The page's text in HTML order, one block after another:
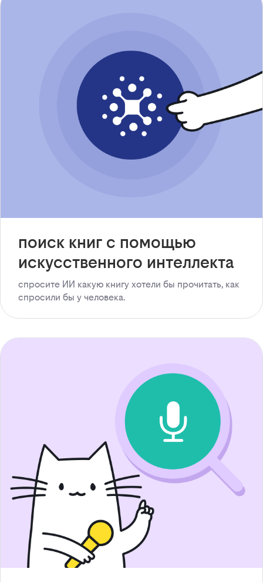
поиск книг с помощью
искусственного интеллекта
спросите ИИ какую книгу хотели бы прочитать, как
спросили бы у человека.